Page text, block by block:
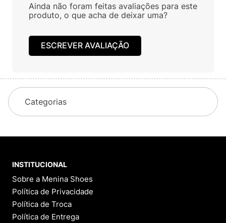
Ainda não foram feitas avaliações para este
produto, o que acha de deixar uma?
ESCREVER AVALIAÇÃO
Categorias
INSTITUCIONAL
Sobre a Menina Shoes
Política de Privacidade
Política de Troca
Política de Entrega